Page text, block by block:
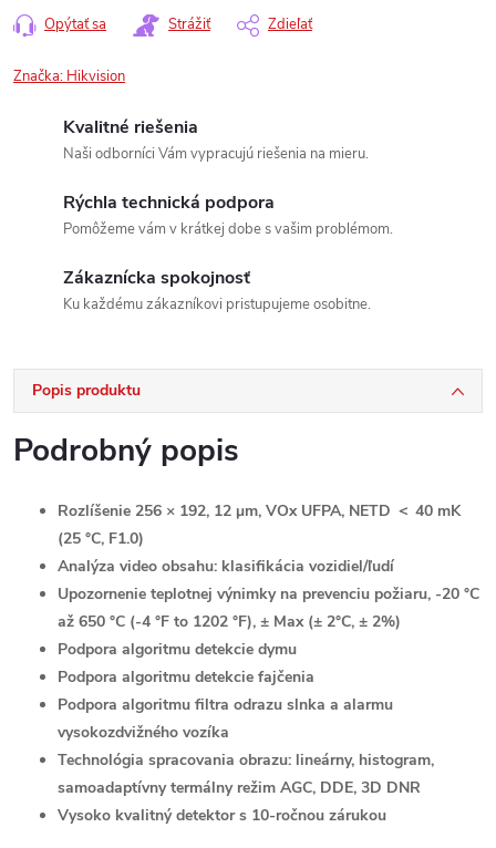
Opýtať sa Strážiť Zdieľať
Značka: Hikvision
Kvalitné riešenia
Naši odborníci Vám vypracujú riešenia na mieru.
Rýchla technická podpora
Pomôžeme vám v krátkej dobe s vašim problémom.
Zákaznícka spokojnosť
Ku každému zákazníkovi pristupujeme osobitne.
Popis produktu
Podrobný popis
Rozlíšenie 256 × 192, 12 μm, VOx UFPA, NETD ＜ 40 mK
(25 °C, F1.0)
Analýza video obsahu: klasifikácia vozidiel/ľudí
Upozornenie teplotnej výnimky na prevenciu požiaru, -20 °C
až 650 °C (-4 °F to 1202 °F), ± Max (± 2°C, ± 2%)
Podpora algoritmu detekcie dymu
Podpora algoritmu detekcie fajčenia
Podpora algoritmu filtra odrazu slnka a alarmu
vysokozdvižného vozíka
Technológia spracovania obrazu: lineárny, histogram,
samoadaptívny termálny režim AGC, DDE, 3D DNR
Vysoko kvalitný detektor s 10-ročnou zárukou